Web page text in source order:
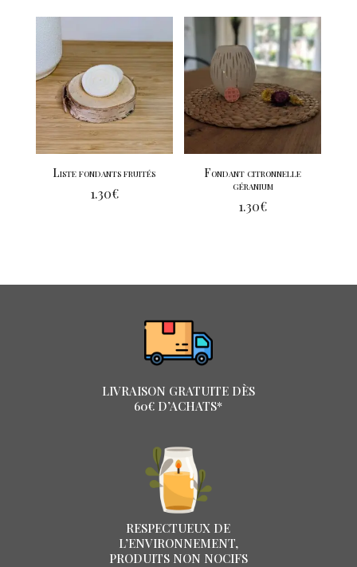
Liste fondants fruités
1.30€
Fondant citronnelle
géranium
1.30€
LIVRAISON GRATUITE DÈS
60€ D’ACHATS*
RESPECTUEUX DE
L’ENVIRONNEMENT,
PRODUITS NON NOCIFS